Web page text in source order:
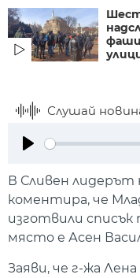
Слушай
В Сливен лидерът
коментира, че
изготвили списък
място е Асен
Заяви, че г-жа